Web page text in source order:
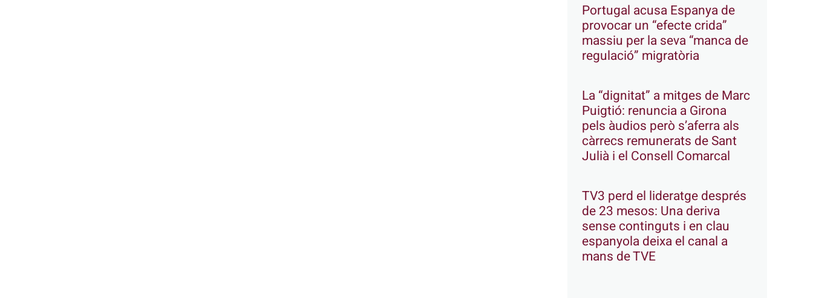
Portugal acusa Espanya de
provocar un “efecte crida”
massiu per la seva “manca de
regulació” migratòria
La “dignitat” a mitges de Marc
Puigtió: renuncia a Girona
pels àudios però s’aferra als
càrrecs remunerats de Sant
Julià i el Consell Comarcal
TV3 perd el lideratge després
de 23 mesos: Una deriva
sense continguts i en clau
espanyola deixa el canal a
mans de TVE